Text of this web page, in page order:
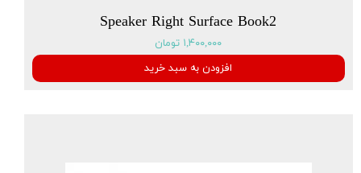
Speaker Right Surface Book2
۱,۴۰۰,۰۰۰ تومان
افزودن به سبد خرید